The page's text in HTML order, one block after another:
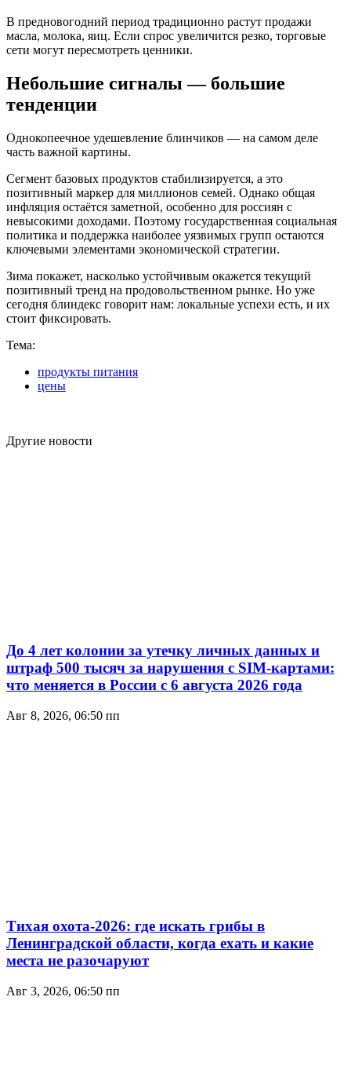
В предновогодний период традиционно растут продажи
масла, молока, яиц. Если спрос увеличится резко, торговые
сети могут пересмотреть ценники.
Небольшие сигналы — большие
тенденции
Однокопеечное удешевление блинчиков — на самом деле
часть важной картины.
Сегмент базовых продуктов стабилизируется, а это
позитивный маркер для миллионов семей. Однако общая
инфляция остаётся заметной, особенно для россиян с
невысокими доходами. Поэтому государственная социальная
политика и поддержка наиболее уязвимых групп остаются
ключевыми элементами экономической стратегии.
Зима покажет, насколько устойчивым окажется текущий
позитивный тренд на продовольственном рынке. Но уже
сегодня блиндекс говорит нам: локальные успехи есть, и их
стоит фиксировать.
Тема:
продукты питания
цены
Другие новости
До 4 лет колонии за утечку личных данных и
штраф 500 тысяч за нарушения с SIM-картами:
что меняется в России с 6 августа 2026 года
Авг 8, 2026, 06:50 пп
Тихая охота-2026: где искать грибы в
Ленинградской области, когда ехать и какие
места не разочаруют
Авг 3, 2026, 06:50 пп